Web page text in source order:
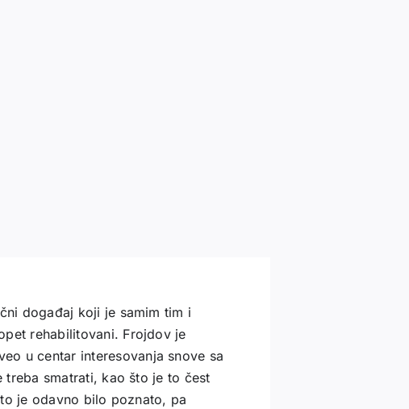
događaj koji je samim tim i
rehabilitovani. Frojdov je
u centar interesovanja snove sa
smatrati, kao što je to čest
je odavno bilo poznato, pa